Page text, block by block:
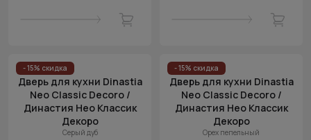
- 15% скидка
Дверь для кухни Dinastia
Neo Classic Decoro /
Династия Нео Классик
Декоро
Серый дуб
- 15% скидка
Дверь для кухни Dinastia
Neo Classic Decoro /
Династия Нео Классик
Декоро
Орех пепельный